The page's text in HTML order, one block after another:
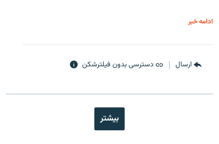
ادامه خبر
ارسال دسترسی بدون فیلترشکن
بیشتر